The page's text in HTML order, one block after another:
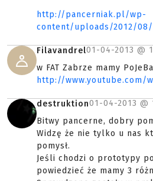
http://pancerniak.pl/wp-
content/uploads/2012/
Filavandrel01-04-2013 @
w FAT Zabrze mamy
http://www.youtube.com/
destruktion01-04-2013 @
Bitwy pancerne, dobry
Widzę że nie tylko u nas
pomysł.
Jeśli chodzi o prototypy
powiedzieć że mamy 3